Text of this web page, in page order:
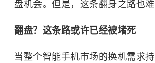
盘机会。但是，这条翻身之路也难
翻盘？这条路或许已经被堵死
当整个智能手机市场的换机需求